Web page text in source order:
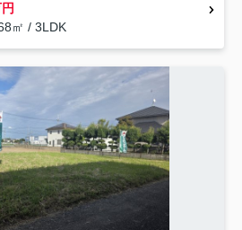
㎡ / 3LDK